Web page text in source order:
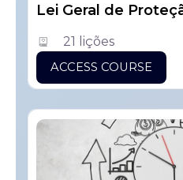
Lei Geral de
21 lições
ACCESS COURSE